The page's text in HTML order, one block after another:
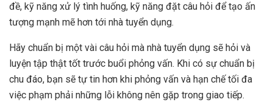
đề, kỹ năng xử lý tình huống, kỹ năng đặt câu hỏi để tạo ấn
tượng mạnh mẽ hơn tới nhà tuyển dụng.
Hãy chuẩn bị một vài câu hỏi mà nhà tuyển dụng sẽ hỏi và
luyện tập thật tốt trước buổi phỏng vấn. Khi có sự chuẩn bị
chu đáo, bạn sẽ tự tin hơn khi phỏng vấn và hạn chế tối đa
việc phạm phải những lỗi không nên gặp trong giao tiếp.